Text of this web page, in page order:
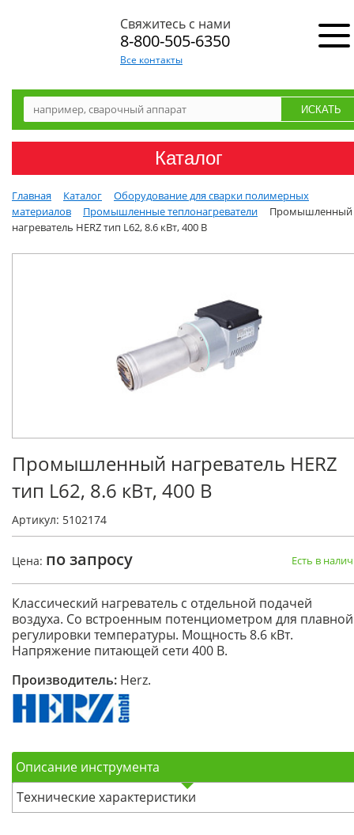
Свяжитесь с нами
8-800-505-6350
Все контакты
Каталог
Главная Каталог
Оборудование для сварки полимерных
материалов
Промышленные теплонагреватели
Промышленный
нагреватель HERZ тип L62, 8.6 кВт, 400 В
Промышленный нагреватель HERZ
тип L62, 8.6 кВт, 400 В
Артикул: 5102174
Цена: по запросу Есть в
Классический нагреватель с отдельной подачей
воздуха. Со встроенным потенциометром для плавной
регулировки температуры. Мощность 8.6 кВт.
Напряжение питающей сети 400 В.
Производитель: Herz.
Описание инструмента
Технические характеристики